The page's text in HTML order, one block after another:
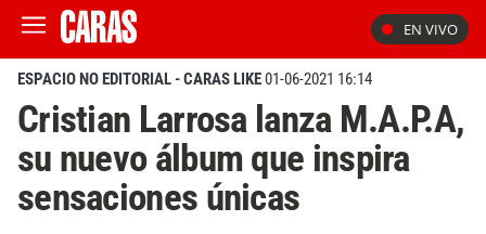
EN VIVO
ESPACIO NO EDITORIAL - CARAS LIKE01-06-2021 16:14
Cristian Larrosa lanza M.A.P.A,
su nuevo álbum que inspira
sensaciones únicas